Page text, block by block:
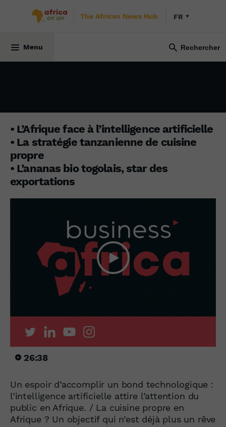
The African News Hub FR
Menu
• L’Afrique face à l’intelligence artificielle
• La stratégie tanzanienne de cuisine
propre
• L’ananas bio togolais, star des
exportations
26:38
Un espoir d’accomplir un bond technologique :
l’intelligence artificielle attire l’attention du
public en Afrique. / La cuisine propre en
Afrique ? Un objectif qui n’est déjà plus un rêve